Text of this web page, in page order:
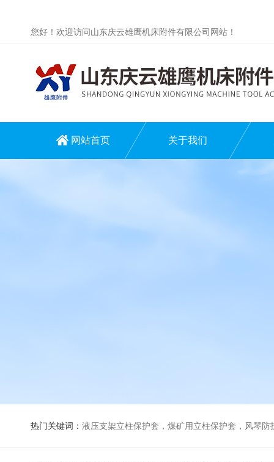
您好！欢迎访问山东庆云雄鹰机床附件有限公司网站！
网站首页 关于我们
热门关键词： 液压支架立柱保护套，煤矿用立柱保护套，风琴